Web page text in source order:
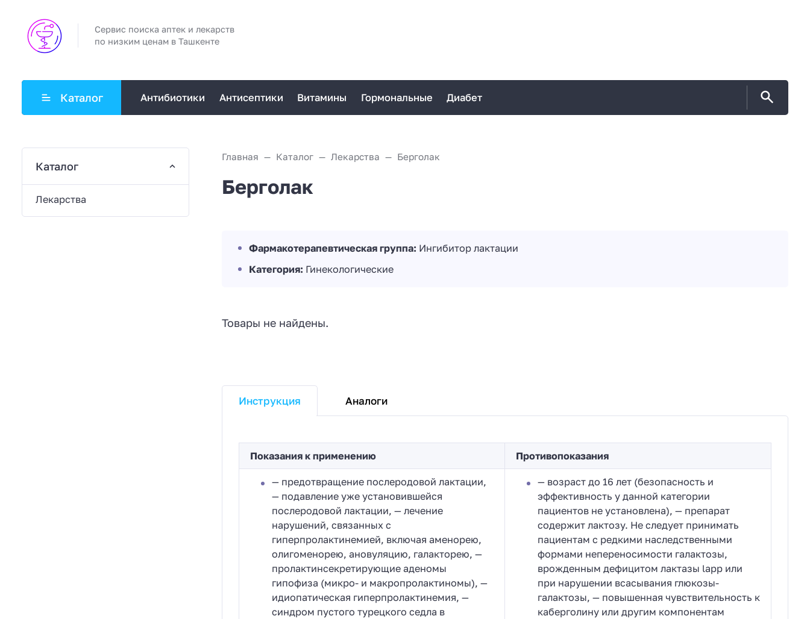
Сервис поиска аптек и лекарств
по низким ценам в Ташкенте
Каталог Антибиотики Антисептики Витамины Гормональные Диабет
Главная Каталог Лекарства Берголак
Берголак
Фармакотерапевтическая группа: Ингибитор лактации
Категория: Гинекологические
Товары не найдены.
Инструкция Аналоги
Показания к применению Противопоказания
— предотвращение послеродовой лактации,
— подавление уже установившейся
послеродовой лактации, — лечение
нарушений, связанных с
гиперпролактинемией, включая аменорею,
олигоменорею, ановуляцию, галакторею, —
пролактинсекретирующие аденомы
гипофиза (микро- и макропролактиномы), —
идиопатическая гиперпролактинемия, —
синдром пустого турецкого седла в
— возраст до 16 лет (безопасность и
эффективность у данной категории
пациентов не установлена), — препарат
содержит лактозу. Не следует принимать
пациентам с редкими наследственными
формами непереносимости галактозы,
врожденным дефицитом лактазы lapp или
при нарушении всасывания глюкозы-
галактозы, — повышенная чувствительность к
каберголину или другим компонентам
Каталог
Лекарства